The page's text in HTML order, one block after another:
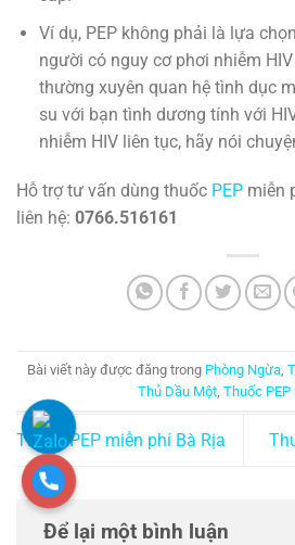
Ví dụ, PEP không phải là lựa
người có nguy cơ phơi nhiễm
thường xuyên quan hệ tình dục
su với bạn tình dương tính với
nhiễm HIV liên tục, hãy nói
Hỗ trợ tư vấn dùng thuốc PEP miễn
liên hệ: 0766.516161
Bài viết này được đăng trong Phòng Ngừa,
Thủ Dầu Một, Thuốc PEP
Thuốc PEP miễn phí Bà Rịa
Để lại một bình luận